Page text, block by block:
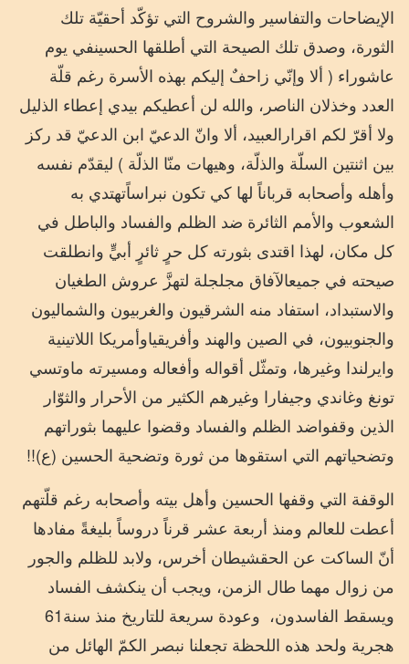
الإيضاحات والتفاسير والشروح التي تؤكّد أحقيّة تلك
الثورة، وصدق تلك الصيحة التي أطلقها الحسينفي يوم
عاشوراء ( ألا وإنّي زاحفٌ إليكم بهذه الأسرة رغم قلّة
العدد وخذلان الناصر، والله لن أعطيكم بيدي إعطاء الذليل
ولا أقرّ لكم اقرار العبيد، ألا وانّ الدعيّ ابن الدعيّ قد ركز
بين اثنتين السلّة والذلّة، وهيهات منّا الذلّة ) ليقدّم نفسه
وأهله وأصحابه قرباناً لها كي تكون نبراساًتهتدي به
الشعوب والأمم الثائرة ضد الظلم والفساد والباطل في
كل مكان، لهذا اقتدى بثورته كل حرٍ ثائرٍ أبيٍّ وانطلقت
صيحته في جميعالآفاق مجلجلة لتهزَّ عروش الطغيان
والاستبداد، استفاد منه الشرقيون والغربيون والشماليون
والجنوبيون، في الصين والهند وأفريقياوأمريكا اللاتينية
وايرلندا وغيرها، وتمثّل أقواله وأفعاله ومسيرته ماوتسي
تونغ وغاندي وجيفارا وغيرهم الكثير من الأحرار والثوّار
الذين وقفواضد الظلم والفساد وقضوا عليهما بثوراتهم
وتضحياتهم التي استقوها من ثورة وتضحية الحسين (ع)!!
الوقفة التي وقفها الحسين وأهل بيته وأصحابه رغم قلّتهم
أعطت للعالم ومنذ أربعة عشر قرناً دروساً بليغةً مفادها
أنّ الساكت عن الحقشيطان أخرس، ولابد للظلم والجور
من زوال مهما طال الزمن، ويجب أن ينكشف الفساد
ويسقط الفاسدون، وعودة سريعة للتاريخ منذ سنة61
هجرية ولحد هذه اللحظة تجعلنا نبصر الكمّ الهائل من